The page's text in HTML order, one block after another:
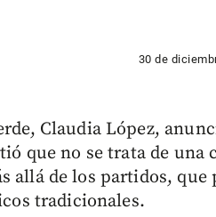
30 de
Claudia López,
que no se trata de una
allá de los partidos, que
tradicionales.